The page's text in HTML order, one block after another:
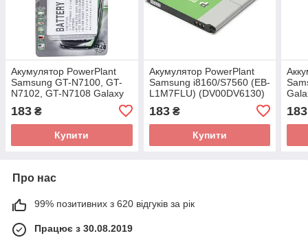
Акумулятор PowerPlant
Samsung GT-N7100, GT-
N7102, GT-N7108 Galaxy
183 ₴
Купити
Акумулятор PowerPlant
Samsung i8160/S7560 (EB-
L1M7FLU) (DV00DV6130)
183₴
Купити
183
Про нас
99% позитивних з 620 відгуків за рік
Працює з 30.08.2019